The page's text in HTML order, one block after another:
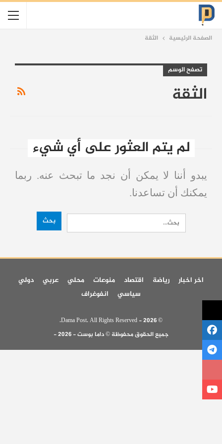
الصفحة الرئيسية الثقة
تصفح الوسم
الثقة
لم يتم العثور على أي شيء
يبدو أننا لا يمكن أن نجد ما تبحث عنه. ربما
يمكنك أن تساعدنا.
اخر اخبار رياضة اقتصاد منوعات محلي عربي
دولي
سياسي
انفوغراف
© 2026 - Dama Post. All Rights Reserved.
جميع الحقوق محفوظة © داما بوست - 2026 -